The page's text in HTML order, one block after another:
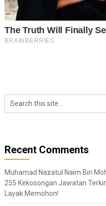
Recent Comments
Muhamad Nazatul Naim Bin
255 Kekosongan Jawatan
Layak Memohon!